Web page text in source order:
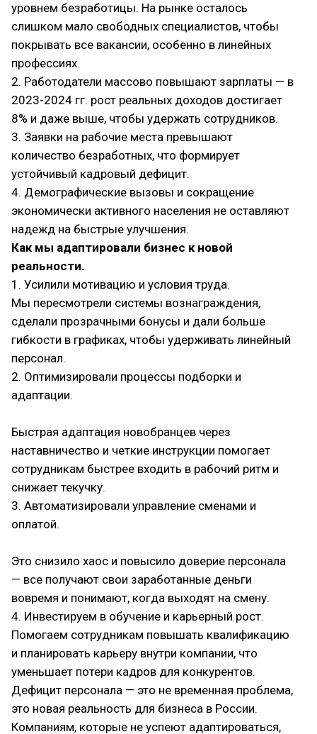
уровнем безработицы. На рынке осталось
слишком мало свободных специалистов, чтобы
покрывать все вакансии, особенно в линейных
профессиях.
2. Работодатели массово повышают зарплаты — в
2023-2024 гг. рост реальных доходов достигает
8% и даже выше, чтобы удержать сотрудников.
3. Заявки на рабочие места превышают
количество безработных, что формирует
устойчивый кадровый дефицит.
4. Демографические вызовы и сокращение
экономически активного населения не оставляют
надежд на быстрые улучшения.
Как мы адаптировали бизнес к новой
реальности.
1. Усилили мотивацию и условия труда.
Мы пересмотрели системы вознаграждения,
сделали прозрачными бонусы и дали больше
гибкости в графиках, чтобы удерживать линейный
персонал.
2. Оптимизировали процессы подборки и
адаптации.
Быстрая адаптация новобранцев через
наставничество и четкие инструкции помогает
сотрудникам быстрее входить в рабочий ритм и
снижает текучку.
3. Автоматизировали управление сменами и
оплатой.
Это снизило хаос и повысило доверие персонала
— все получают свои заработанные деньги
вовремя и понимают, когда выходят на смену.
4. Инвестируем в обучение и карьерный рост.
Помогаем сотрудникам повышать квалификацию
и планировать карьеру внутри компании, что
уменьшает потери кадров для конкурентов.
Дефицит персонала — это не временная проблема,
это новая реальность для бизнеса в России.
Компаниям, которые не успеют адаптироваться,